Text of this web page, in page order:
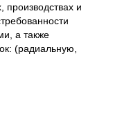
и
а также
(радиальную,